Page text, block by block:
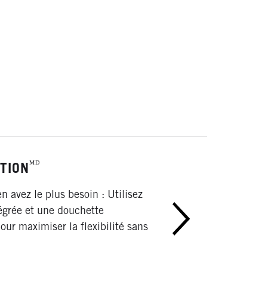
ᴹᴰ
avez le plus besoin : Utilisez
et une douchette
maximiser la flexibilité sans